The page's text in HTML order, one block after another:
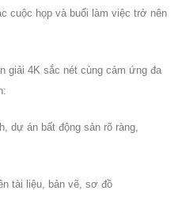
cuộc họp và buổi làm việc trở nên
giải 4K sắc nét cùng cảm ứng đa
dự án bất động sản rõ ràng,
tài liệu, bản vẽ, sơ đồ